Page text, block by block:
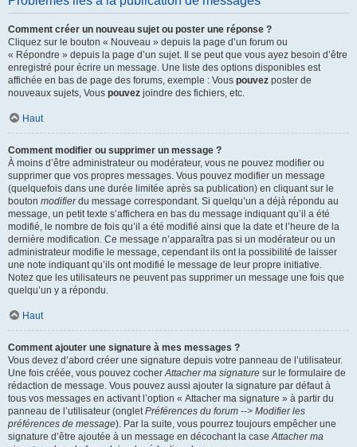
Comment créer un nouveau sujet ou poster une réponse ?
Cliquez sur le bouton « Nouveau » depuis la page d’un forum ou
« Répondre » depuis la page d’un sujet. Il se peut que vous ayez besoin d’être
enregistré pour écrire un message. Une liste des options disponibles est
affichée en bas de page des forums, exemple : Vous pouvez poster de
nouveaux sujets, Vous pouvez joindre des fichiers, etc.
Haut
Comment modifier ou supprimer un message ?
À moins d’être administrateur ou modérateur, vous ne pouvez modifier ou
supprimer que vos propres messages. Vous pouvez modifier un message
(quelquefois dans une durée limitée après sa publication) en cliquant sur le
bouton modifierdu message correspondant. Si quelqu’un a déjà répondu au
message, un petit texte s’affichera en bas du message indiquant qu’il a été
modifié, le nombre de fois qu’il a été modifié ainsi que la date et l’heure de la
dernière modification. Ce message n’apparaîtra pas si un modérateur ou un
administrateur modifie le message, cependant ils ont la possibilité de laisser
une note indiquant qu’ils ont modifié le message de leur propre initiative.
Notez que les utilisateurs ne peuvent pas supprimer un message une fois que
quelqu’un y a répondu.
Haut
Comment ajouter une signature à mes messages ?
Vous devez d’abord créer une signature depuis votre panneau de l’utilisateur.
Une fois créée, vous pouvez cocherAttacher ma signature sur le formulaire de
rédaction de message. Vous pouvez aussi ajouter la signature par défaut à
tous vos messages en activant l’option « Attacher ma signature » à partir du
panneau de l’utilisateur (ongletPréférences du forum --> Modifier les
préférences de message). Par la suite, vous pourrez toujours empêcher une
signature d’être ajoutée à un message en décochant la caseAttacher ma